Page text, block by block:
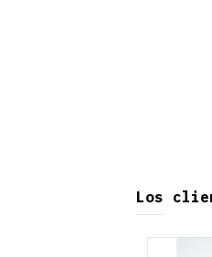
Los